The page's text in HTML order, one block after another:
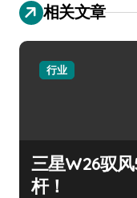
相关文章
行业
三星W26驭
杆！